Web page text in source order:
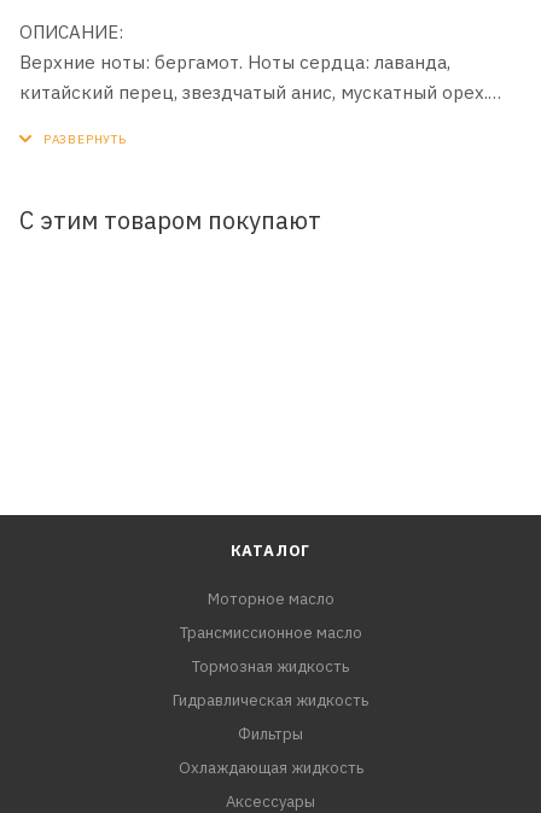
ОПИСАНИЕ:
Верхние ноты: бергамот. Ноты сердца: лаванда,
китайский перец, звездчатый анис, мускатный орех.
С этим товаром покупают
КАТАЛОГ
Моторное масло
Трансмиссионное масло
Тормозная жидкость
Гидравлическая жидкость
Фильтры
Охлаждающая жидкость
Аксессуары